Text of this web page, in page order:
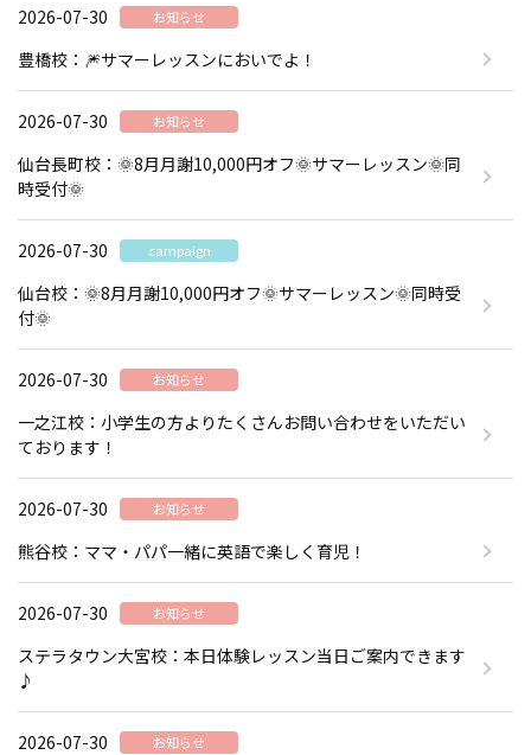
2026-07-30 お知らせ
豊橋校：🎆サマーレッスンにおいでよ！
2026-07-30 お知らせ
仙台長町校：🌞8月月謝10,000円オフ🌞サマーレッスン🌞同
時受付🌞
2026-07-30 campaign
仙台校：🌞8月月謝10,000円オフ🌞サマーレッスン🌞同時受
付🌞
2026-07-30 お知らせ
一之江校：小学生の方よりたくさんお問い合わせをいただい
ております！
2026-07-30 お知らせ
熊谷校：ママ・パパ一緒に英語で楽しく育児！
2026-07-30 お知らせ
ステラタウン大宮校：本日体験レッスン当日ご案内できます
♪
2026-07-30 お知らせ